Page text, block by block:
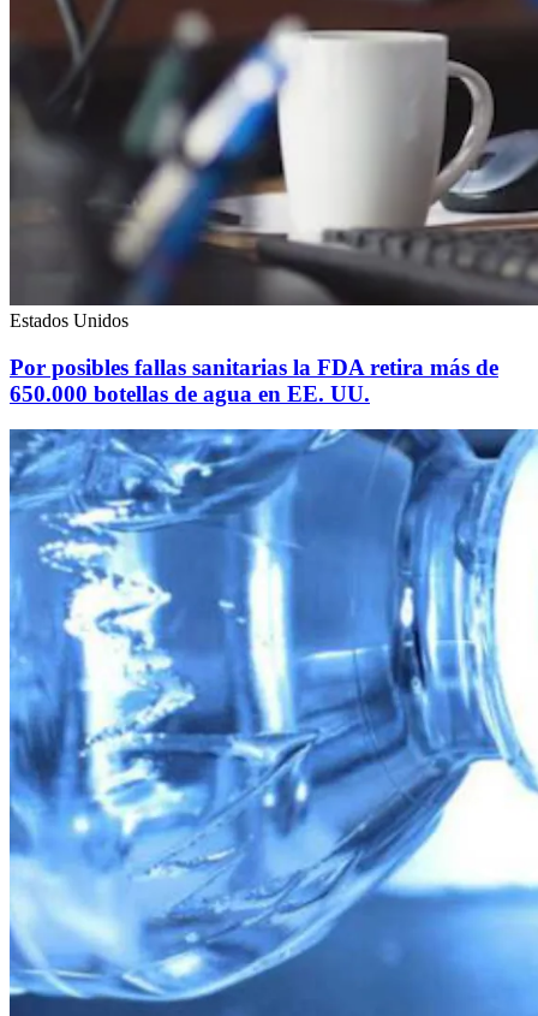
Estados Unidos
Por posibles fallas sanitarias la FDA retira más de
650.000 botellas de agua en EE. UU.